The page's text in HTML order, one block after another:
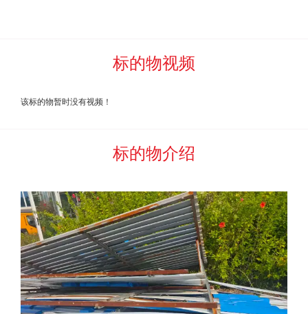
及或付款人自愿同意：报名费一经缴纳，即获得本次竞价资格
止恶意报名围拍、串拍，
5. 报名参加竞买的资格条件:企业资质
6. 佣金收取的条件及标准。在云筑互助宝竞价平台页面展
示“买定成交”字样并生成成交通知书，视同“拍卖师落槌或者以
其他公开表示买定的方式确认”，此时竞价拍卖成交，佣金数额
确定后应当立即支付，支付标准如下：
（1）按照比例计收佣金
标的物视频
该标的物暂时没有视频！
标的物介绍